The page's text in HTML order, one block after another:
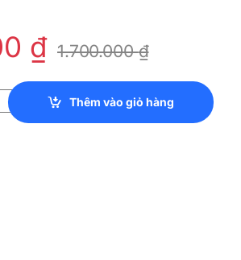
₫ 1.700.000₫
CJE-A0601 quantity
Thêm vào giỏ hàng